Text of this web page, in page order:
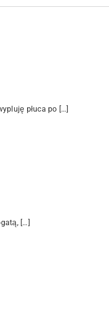
płuca po […]
[…]